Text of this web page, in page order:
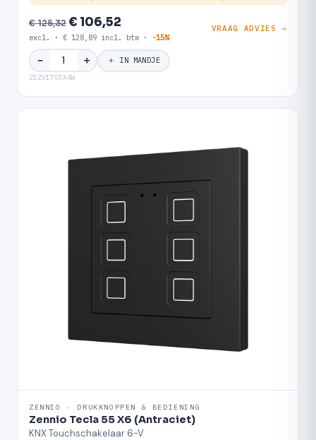
€ 125,32€ 106,52
excl. · € 128,89 incl. btw · -15%
VRAAG ADVIES →
− ＋ ＋ IN MANDJE
ZEZVIT55X4W
ZENNIO · DRUKKNOPPEN & BEDIENING
Zennio Tecla 55 X6 (Antraciet)
KNX Touchschakelaar 6-V